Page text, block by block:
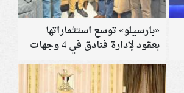
«بارسيلو» توسع استثماراتها
بعقود لإدارة فنادق في 4 وجهات
سياحية